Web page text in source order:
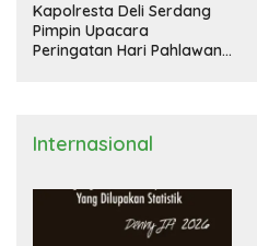
Kapolresta Deli Serdang
Pimpin Upacara
Peringatan Hari Pahlawan
Internasional